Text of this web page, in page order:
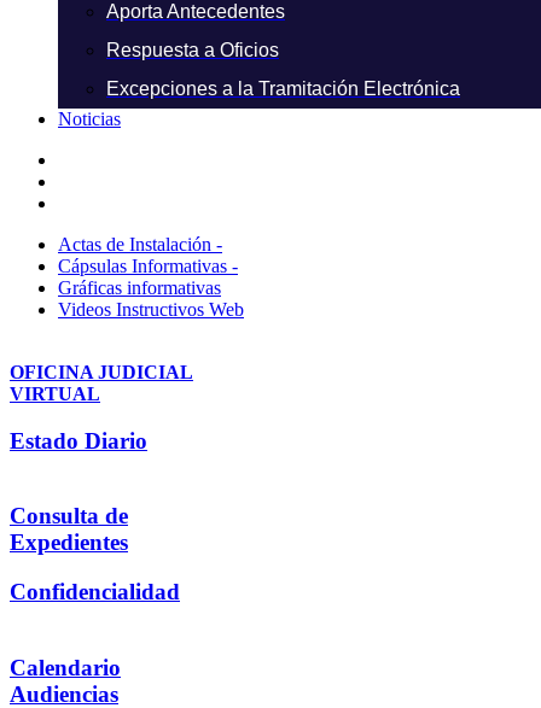
Aporta Antecedentes
Respuesta a Oficios
Excepciones a la Tramitación Electrónica
Noticias
Actas de Instalación -
Cápsulas Informativas -
Gráficas informativas
Videos Instructivos Web
OFICINA JUDICIAL
VIRTUAL
Estado Diario
Consulta de
Expedientes
Confidencialidad
Calendario
Audiencias